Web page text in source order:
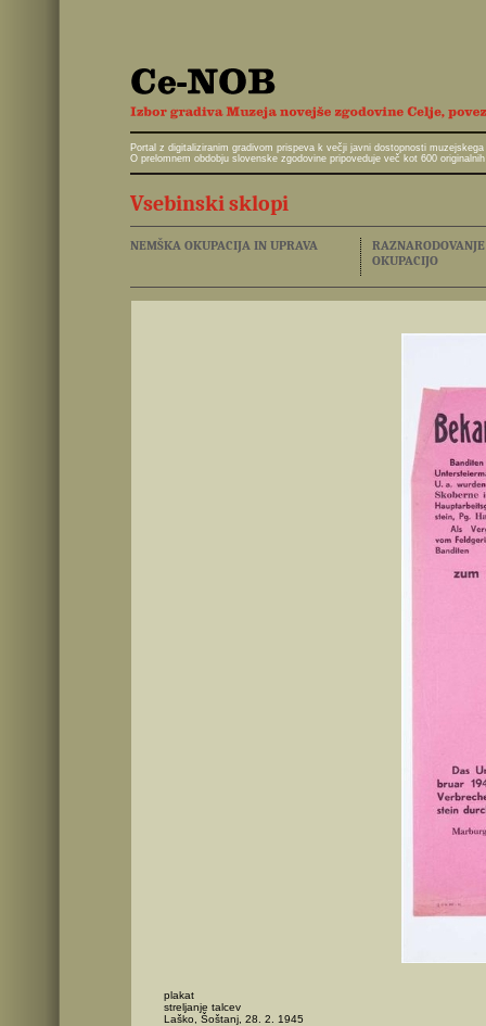
Portal z digitaliziranim gradivom prispeva k večji javni dostopnosti
O prelomnem obdobju slovenske zgodovine pripoveduje več kot 600
Vsebinski sklopi
NEMŠKA OKUPACIJA IN UPRAVA
OKUPACIJO
plakat
streljanje talcev
Laško, Šoštanj, 28. 2. 1945